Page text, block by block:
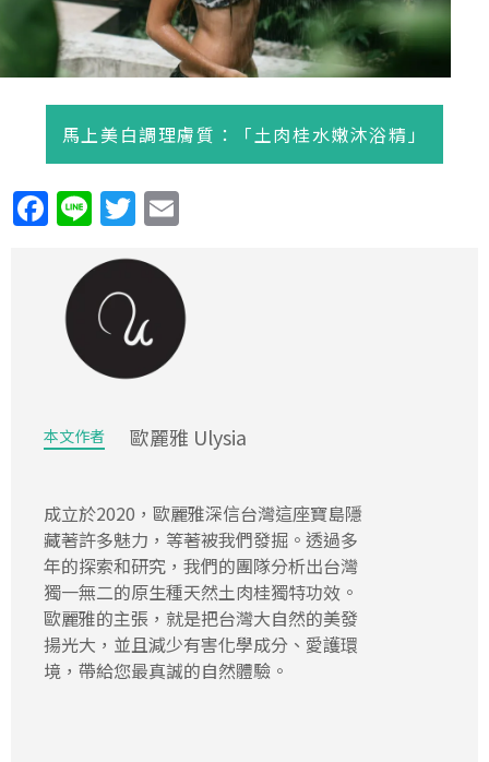
馬上美白調理膚質：「土肉桂水嫩沐浴精」
本文作者 歐麗雅 Ulysia
成立於2020，歐麗雅深信台灣這座寶島隱
藏著許多魅力，等著被我們發掘。透過多
年的探索和研究，我們的團隊分析出台灣
獨一無二的原生種天然土肉桂獨特功效。
歐麗雅的主張，就是把台灣大自然的美發
揚光大，並且減少有害化學成分、愛護環
境，帶給您最真誠的自然體驗。